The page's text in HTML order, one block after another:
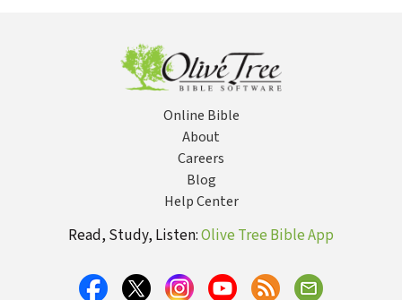
Online Bible
About
Careers
Blog
Help Center
Read, Study, Listen:Olive Tree Bible App